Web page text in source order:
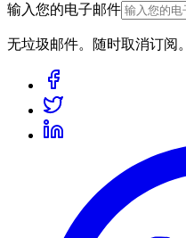
输入您的电子邮件
无垃圾邮件。随时取消订阅。